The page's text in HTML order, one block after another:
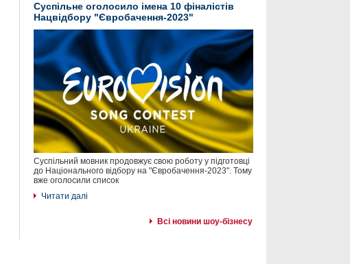
Суспільне оголосило імена 10 фіналістів
Нацвідбору "Євробачення-2023"
Суспільний мовник продовжує свою роботу у підготовці
до Національного відбору на "Євробачення-2023". Тому
вже оголосили список
Читати далі
Всі новини шоу-бізнесу